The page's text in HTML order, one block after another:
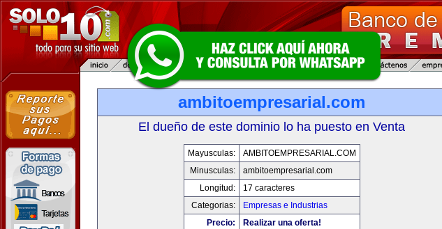
ambitoempresarial.com
El dueño de este dominio lo ha puesto en Venta
Mayusculas:
AMBITOEMPRESARIAL.COM
Minusculas:
ambitoempresarial.com
Longitud:
17 caracteres
Categorias:
Empresas e Industrias
Precio:
Realizar una oferta!